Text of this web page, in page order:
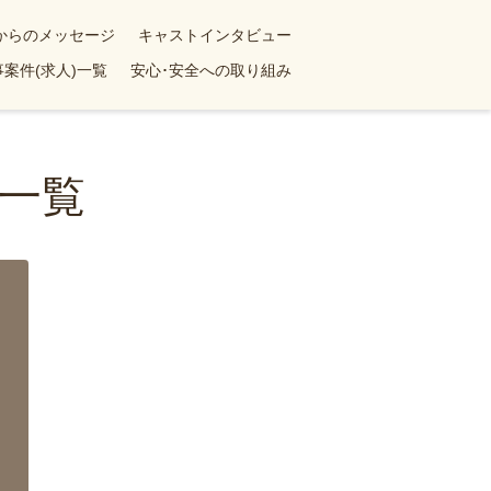
らのメッセージ
キャストインタビュー
案件(求人)一覧 安心･安全への取り組み
覧